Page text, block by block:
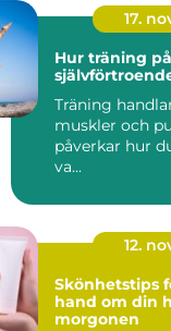
17.
Hur träning
Träning
muskler och
påverkar hur
va...
12.
Skönhetstips
hand om din
morgonen